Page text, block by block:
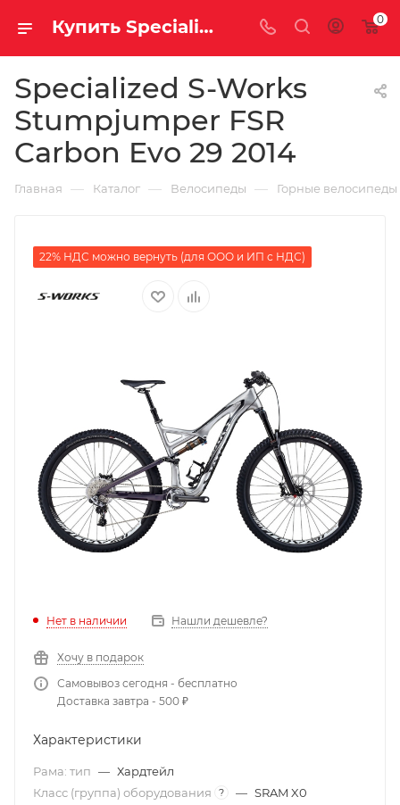
Купить Specialized S-Works Stumpjumper FSR Carbon Evo 29 2014 за рублей, а со скидкой 0
Specialized S-Works
Stumpjumper FSR
Carbon Evo 29 2014
Главная — Каталог — Велосипеды — Горные велосипеды
22% НДС можно вернуть (для ООО и ИП с НДС)
Нет в наличии Нашли дешевле?
Хочу в подарок
Самовывоз сегодня - бесплатно
Доставка завтра - 500 ₽
Характеристики
Рама: тип — Хардтейл
Класс (группа) оборудования
? — SRAM X0